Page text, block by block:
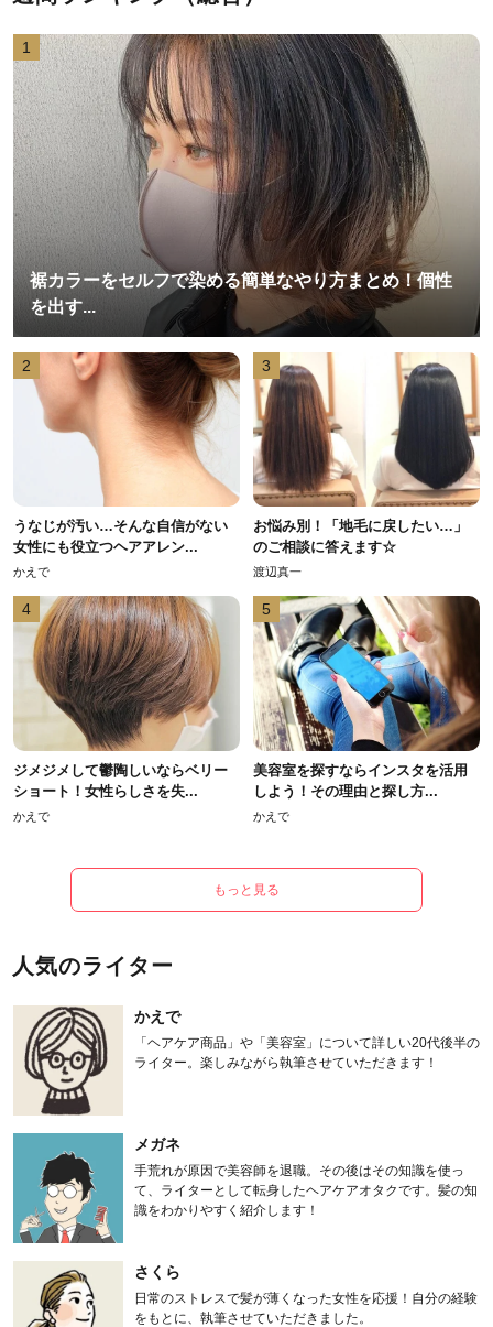
1
裾カラーをセルフで染める簡単なやり方まとめ！個性
を出す...
2
うなじが汚い…そんな自信がない
女性にも役立つヘアアレン...
かえで
3
お悩み別！「地毛に戻したい…」
のご相談に答えます☆
渡辺真一
4
ジメジメして鬱陶しいならベリー
ショート！女性らしさを失...
かえで
5
美容室を探すならインスタを活用
しよう！その理由と探し方...
かえで
もっと見る
人気のライター
かえで
「ヘアケア商品」や「美容室」について詳しい20代後半の
ライター。楽しみながら執筆させていただきます！
メガネ
手荒れが原因で美容師を退職。その後はその知識を使っ
て、ライターとして転身したヘアケアオタクです。髪の知
識をわかりやすく紹介します！
さくら
日常のストレスで髪が薄くなった女性を応援！自分の経験
をもとに、執筆させていただきました。